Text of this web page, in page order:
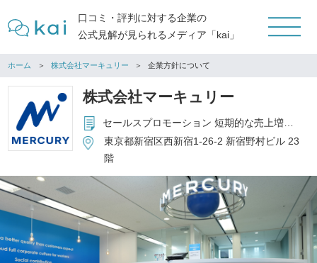
口コミ・評判に対する企業の
公式見解が見られるメディア「kai」
ホーム 株式会社マーキュリー 企業方針について
株式会社マーキュリー
セールスプロモーション 短期的な売上増加だけでなく、長期的なブランド価値の向上を通じて、新規顧客の獲得や顧客ロイヤルティの向上をサポートします。 エデュケーション 専門学校や日本語教育を通じて個人やコミュニティの発展に寄与し、未来の価値ある人材を育てます。 エンターテインメント 大人から子供まで、夢と冒険を追求する人々に驚きと感動の体験を提供します。 キッズテーマパークや劇場など幅広く運営しています。 アウトソーシング 部分的な業務から中長期的なBPOまで、バックオフィス業務にとどまらないコンタクトセンターや多様な事務局など、用途に合わせたサポートを提供します。 通信制高等学校 学生それぞれが持つ個を大切にしたいという想いから、自由度の高い「通信制」に着目し、精華学園の分校として現在は北海道・新潟・東京（2校）・神奈川・千葉（2校）・沖縄に8校を運営。
東京都新宿区西新宿1-26-2 新宿野村ビル 23
階